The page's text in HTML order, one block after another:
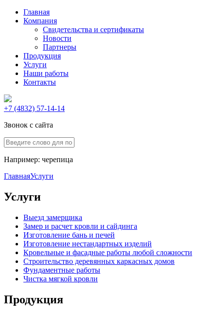
Главная
Компания
Свидетельства и сертификаты
Новости
Партнеры
Продукция
Услуги
Наши работы
Контакты
+7 (4832) 57-14-14
Звонок с сайта
Например: черепица
ГлавнаяУслуги
Услуги
Выезд замерщика
Замер и расчет кровли и сайдинга
Изготовление бань и печей
Изготовление нестандартных изделий
Кровельные и фасадные работы любой сложности
Строительство деревянных каркасных домов
Фундаментные работы
Чистка мягкой кровли
Продукция